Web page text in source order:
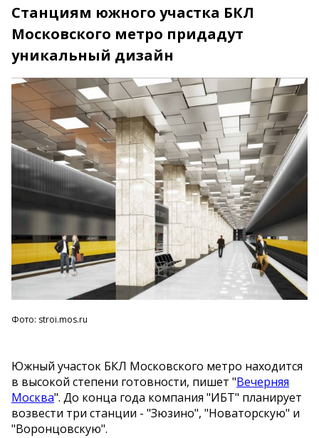
Станциям южного участка БКЛ
Московского метро придадут
уникальный дизайн
Фото: stroi.mos.ru
Южный участок БКЛ Московского метро находится
в высокой степени готовности, пишет "Вечерняя
Москва". До конца года компания "ИБТ" планирует
возвести три станции - "Зюзино", "Новаторскую" и
"Воронцовскую".